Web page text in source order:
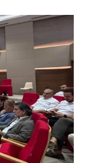
Tunceli
Şanlıurfa
Uşak
Van
Yozgat
Zonguldak
Aksaray